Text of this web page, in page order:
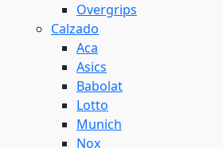
Overgrips
Calzado
Aca
Asics
Babolat
Lotto
Munich
Nox